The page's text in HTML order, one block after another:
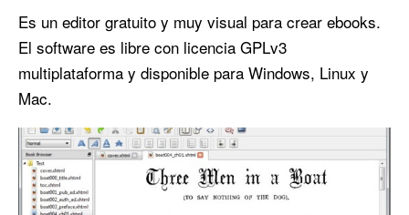
Es un editor gratuito y muy visual para crear ebooks.
El software es libre con licencia GPLv3
multiplataforma y disponible para Windows, Linux y
Mac.